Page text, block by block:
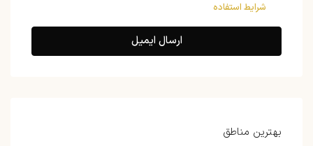
شرایط استفاده
ارسال ایمیل
بهترین مناطق